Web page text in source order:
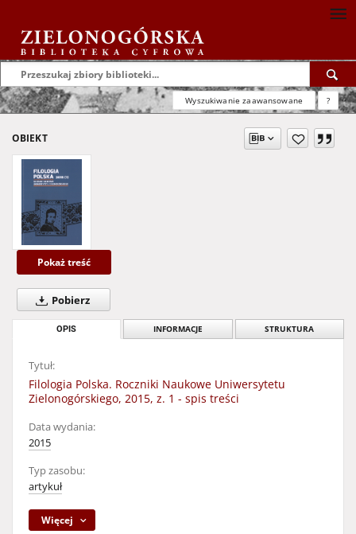
Wyszukiwanie zaawansowane ?
OBIEKT
Pokaż treść
Pobierz
OPIS INFORMACJE STRUKTURA
Tytuł:
Filologia Polska. Roczniki Naukowe Uniwersytetu
Zielonogórskiego, 2015, z. 1 - spis treści
Data wydania:
2015
Typ zasobu:
artykuł
Więcej